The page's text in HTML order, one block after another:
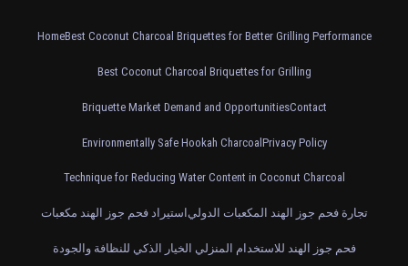
HomeBest Coconut Charcoal Briquettes for Better Grilling Performance
Best Coconut Charcoal Briquettes for Grilling
Briquette Market Demand and OpportunitiesContact
Environmentally Safe Hookah CharcoalPrivacy Policy
Technique for Reducing Water Content in Coconut Charcoal
استيراد فحم جوز الهند مكعبات تجارة فحم جوز الهند المكعبات الدولي
فحم جوز الهند للاستخدام المنزلي الخيار الذكي للنظافة والجودة